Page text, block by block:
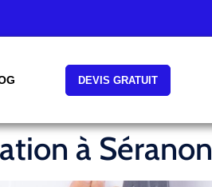
DEVIS GRATUIT
à Séranon